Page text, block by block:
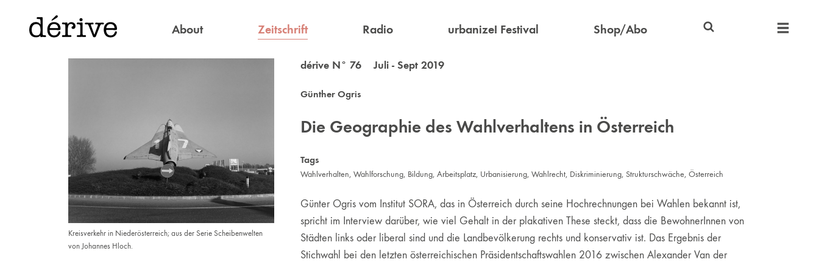
About Zeitschrift Radio urbanize! Festival Shop/Abo
Kreisverkehr in Niederösterreich; aus der Serie Scheibenwelten
von Johannes Hloch.
dérive N° 76 Juli - Sept 2019
Günther Ogris
Die Geographie des Wahlverhaltens in Österreich
Tags
Wahlverhalten, Wahlforschung, Bildung, Arbeitsplatz, Urbanisierung, Wahlrecht, Diskriminierung, Strukturschwäche, Österreich
Günter Ogris vom Institut SORA, das in Österreich durch seine Hochrechnungen bei Wahlen bekannt ist,
spricht im Interview darüber, wie viel Gehalt in der plakativen These steckt, dass die BewohnerInnen von
Städten links oder liberal sind und die Landbevölkerung rechts und konservativ ist. Das Ergebnis der
Stichwahl bei den letzten österreichischen Präsidentschaftswahlen 2016 zwischen Alexander Van der